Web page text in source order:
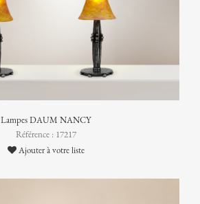
Lampes DAUM NANCY
Référence : 17217
Ajouter à votre liste